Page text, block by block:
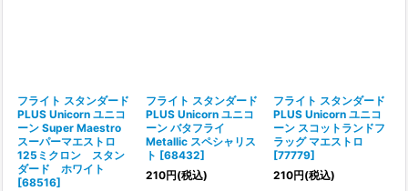
フライト スタンダード
PLUS Unicorn ユニコ
ーン Super Maestro
スーパーマエストロ
125ミクロン スタン
ダード ホワイト
[68516]
フライト スタンダード
PLUS Unicorn ユニコ
ーン バタフライ
Metallic スペシャリス
ト [68432]
210円(税込)
フライト スタンダード
PLUS Unicorn ユニコ
ーン スコットランドフ
ラッグ マエストロ
[77779]
210円(税込)